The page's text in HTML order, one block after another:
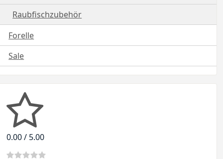
Raubfischzubehör
Forelle
Sale
0.00 / 5.00